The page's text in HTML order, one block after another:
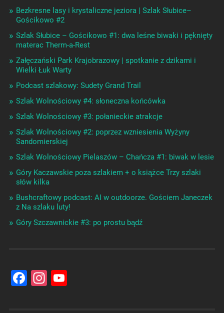
Bezkresne lasy i krystaliczne jeziora | Szlak Słubice–
Gościkowo #2
Szlak Słubice – Gościkowo #1: dwa leśne biwaki i pęknięty
materac Therm-a-Rest
Załęczański Park Krajobrazowy | spotkanie z dzikami i
Wielki Łuk Warty
Podcast szlakowy: Sudety Grand Trail
Szlak Wolnościowy #4: słoneczna końcówka
Szlak Wolnościowy #3: połanieckie atrakcje
Szlak Wolnościowy #2: poprzez wzniesienia Wyżyny
Sandomierskiej
Szlak Wolnościowy Pielaszów – Chańcza #1: biwak w lesie
Góry Kaczawskie poza szlakiem + o książce Trzy szlaki
słów kilka
Bushcraftowy podcast: AI w outdoorze. Gościem Janeczek
z Na szlaku luty!
Góry Szczawnickie #3: po prostu bądź
Facebook
Instagram
YouTube